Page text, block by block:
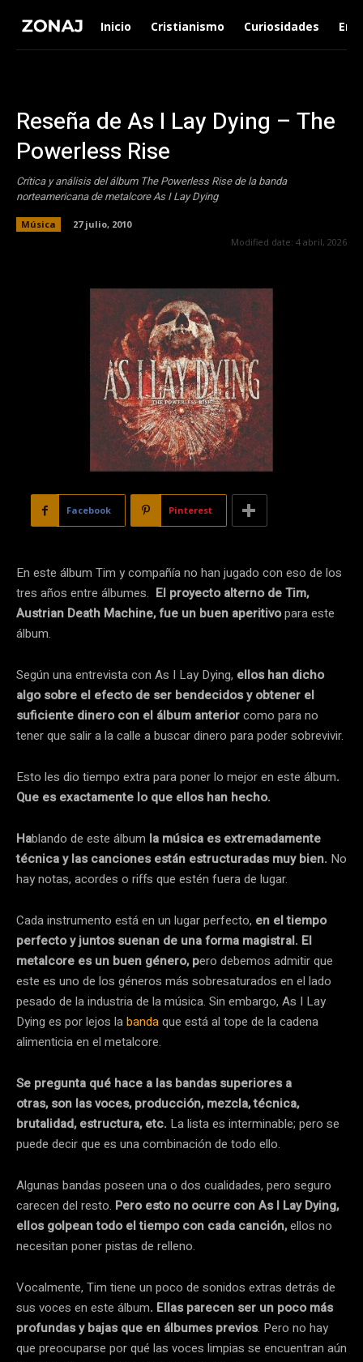
Inicio Cristianismo Curiosidades
Reseña de As I Lay Dying – The
Powerless Rise
Crítica y análisis del álbum The Powerless Rise de la banda
norteamericana de metalcore As I Lay Dying
Música
27 julio, 2010
Modified date: 4 abril, 2026
Facebook Pinterest
En este álbum Tim y compañía no han jugado con eso de los
tres años entre álbumes. El proyecto alterno de Tim,
Austrian Death Machine, fue un buen aperitivopara este
álbum.
Según una entrevista con As I Lay Dying, ellos han dicho
algo sobre el efecto de ser bendecidos y obtener el
suficiente dinero con el álbum anteriorcomo para no
tener que salir a la calle a buscar dinero para poder sobrevivir.
Esto les dio tiempo extra para poner lo mejor en este álbum.
Que es exactamente lo que ellos han hecho.
Hablando de este álbum la música es extremadamente
técnica y las canciones están estructuradas muy bien. No
hay notas, acordes o riffs que estén fuera de lugar.
Cada instrumento está en un lugar perfecto, en el tiempo
perfecto y juntos suenan de una forma magistral. El
metalcore es un buen género, pero debemos admitir que
este es uno de los géneros más sobresaturados en el lado
pesado de la industria de la música. Sin embargo, As I Lay
Dying es por lejos labandaque está al tope de la cadena
alimenticia en el metalcore.
Se pregunta qué hace a las bandas superiores a
otras, son las voces, producción, mezcla, técnica,
brutalidad, estructura, etc. La lista es interminable; pero se
puede decir que es una combinación de todo ello.
Algunas bandas poseen una o dos cualidades, pero seguro
carecen del resto. Pero esto no ocurre con As I Lay Dying,
ellos golpean todo el tiempo con cada canción,ellos no
necesitan poner pistas de relleno.
Vocalmente, Tim tiene un poco de sonidos extras detrás de
sus voces en este álbum. Ellas parecen ser un poco más
profundas y bajas que en álbumes previos. Pero no hay
que preocuparse por qué las voces limpias se encuentran aún